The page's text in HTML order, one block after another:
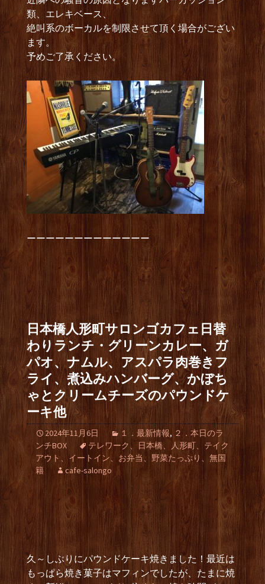
類、エレキベース、
絶叫系のボーカルを制限させて頂く場合がござい
ます。
予めご了承ください。
ーーーーーーーーーーーーー
日本橋人形町サロンゴカフェ日替
わりランチ・グリーンカレー、ガ
パオ、ナムル、アスパラ肉巻きフ
ライ、煮込みハンバーグ、かぼち
ゃとクリームチーズのパウンドケ
ーキ他
2024年11月6日 １．最新情報, ２．本日のラ
ンチBOX
テレワーク、日本橋、人形町、テイク
アウト、イートイン、お弁当、野菜たっぷり、無国
籍
cafe-salongo
久～しぶりにパウンドケーキ焼きました！最近は
もっぱら焼き菓子はマフィンでしたが、たまに焼